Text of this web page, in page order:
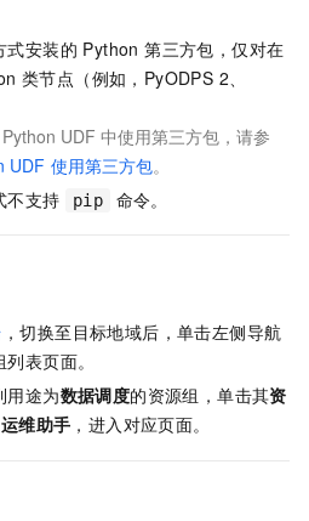
式安装的 Python 第三方包，仅对在
类节点（例如，PyODPS 2、
UDF 中使用第三方包，请参
UDF 使用第三方包。
不支持 pip 命令。
，切换至目标地域后，单击左侧导航
表页面。
用途为数据调度的资源组，单击其资
运维助手 ，进入对应页面。